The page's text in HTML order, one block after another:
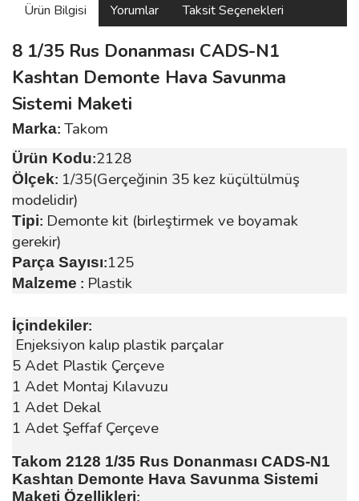
Ürün Bilgisi Yorumlar Taksit Seçenekleri
8 1/35 Rus Donanması CADS-N1
Kashtan Demonte Hava Savunma
Sistemi Maketi
Marka: Takom
Ürün Kodu:2128
Ölçek: 1/35(Gerçeğinin 35 kez küçültülmüş
modelidir)
Tipi: Demonte kit (birleştirmek ve boyamak
gerekir)
Parça Sayısı:125
Malzeme : Plastik
İçindekiler:
Enjeksiyon kalıp plastik parçalar
5 Adet Plastik Çerçeve
1 Adet Montaj Kılavuzu
1 Adet Dekal
1 Adet Şeffaf Çerçeve
Takom 2128 1/35 Rus Donanması CADS-N1
Kashtan Demonte Hava Savunma Sistemi
Maketi Özellikleri: